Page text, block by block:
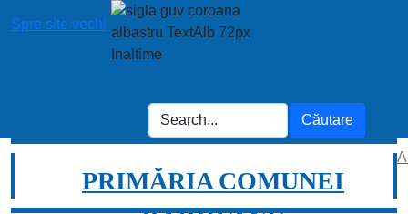
Spre site vechi
PRIMĂRIA COMUNEI